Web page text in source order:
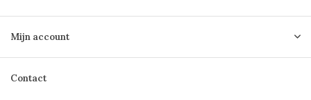
Mijn account
Contact